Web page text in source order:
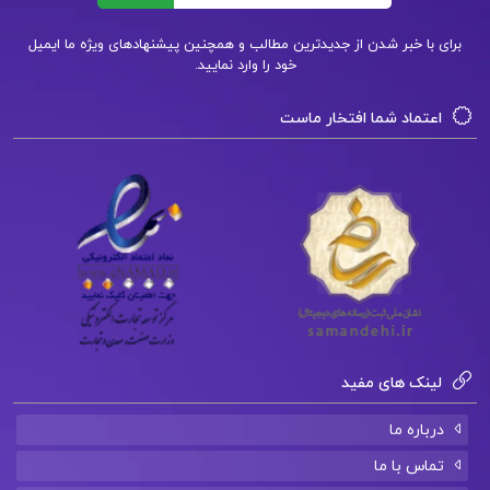
تست کتاب نگاهی دوباره به تربیت اسلامی جلد دوم
نگاهی دوباره به تربیت اسلامی جلد اول
دانلود رایگان خلاصه کتاب نگاهی دوباره به تربیت
اسلامی
نگاهی دوباره به تربیت اسلامی جلد دوم pdf
کتاب پیشنهادی📚
برای با خبر شدن از جدیدترین مطالب و همچنین پیشنهادهای ویژه ما ایمیل
خود را وارد نمایید.
اعتماد شما افتخار ماست
لینک های مفید
درباره ما
تماس با ما